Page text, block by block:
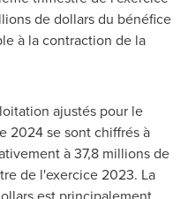
de dollars du bénéfice
à la contraction de la
ajustés pour le
2024 se sont chiffrés à
à 37,8 millions de
de l'exercice 2023. La